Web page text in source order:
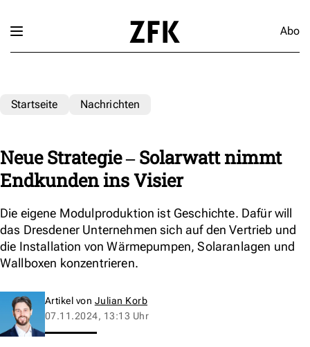
Abo
Startseite Nachrichten
Neue Strategie ‒ Solarwatt nimmt
Endkunden ins Visier
Die eigene Modulproduktion ist Geschichte. Dafür will
das Dresdener Unternehmen sich auf den Vertrieb und
die Installation von Wärmepumpen, Solaranlagen und
Wallboxen konzentrieren.
Artikel von Julian Korb
07.11.2024, 13:13 Uhr